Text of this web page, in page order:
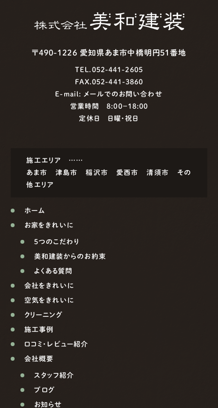
〒490-1226 愛知県あま市中橋明円51番地
TEL.052-441-2605
FAX.052-441-3860
E-mail: メールでのお問い合わせ
営業時間 8:00−18:00
定休日 日曜・祝日
施工エリア ……
あま市
津島市 稲沢市 愛西市 清須市
その
他エリア
ホーム
お家をきれいに
5つのこだわり
美和建装からのお約束
よくある質問
会社をきれいに
空気をきれいに
クリーニング
施工事例
口コミ・レビュー紹介
会社概要
スタッフ紹介
ブログ
お知らせ